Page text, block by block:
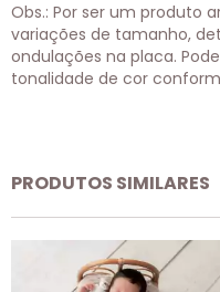
Obs.: Por ser um produto
variações de tamanho,
ondulações na placa.
tonalidade de cor
PRODUTOS SIMILARES